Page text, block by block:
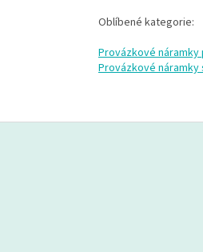
Oblíbené kategorie:
Provázkové náramky
Provázkové